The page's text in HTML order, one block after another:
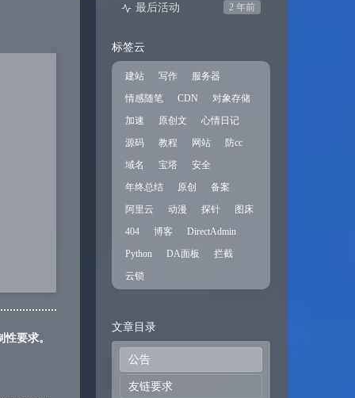
要求。
2 年前
最后活动
标签云
建站 写作
服务器
情感随笔
CDN
对象存储
加速
原创文
心情日记
源码
教程 网站
防cc
域名
宝塔
安全
年终总结
原创
备案
阿里云
动漫 探针
图床
404
博客
DirectAdmin
Python
DA面板
拦截
云锁
文章目录
公告
友链要求